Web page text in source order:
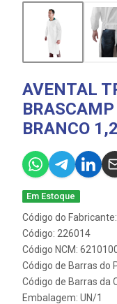
AVENTAL
BRANCO
Em Estoque
Código do
Código: 226014
Código NCM:
Código de Barras do
Código de Barras da
Embalagem: UN/1